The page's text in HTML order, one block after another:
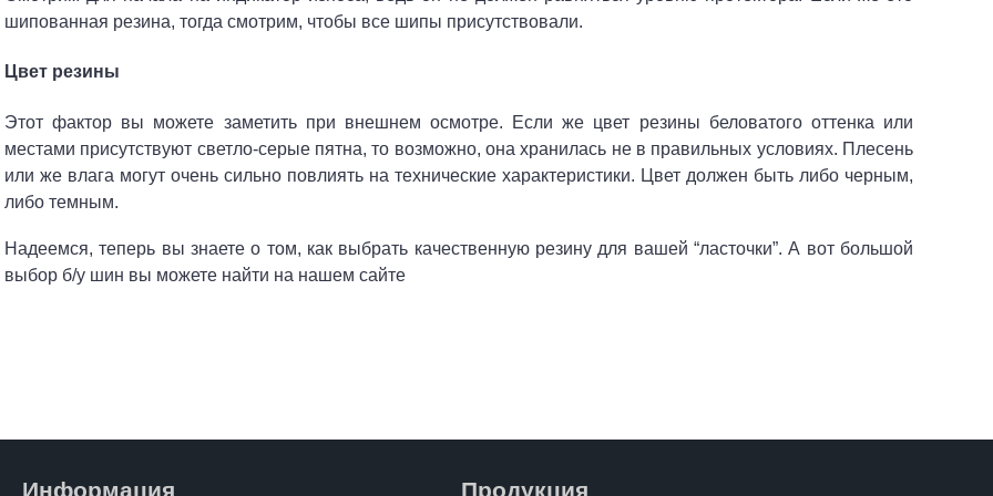
шипованная резина, тогда смотрим, чтобы все шипы присутствовали.
Цвет резины
Этот фактор вы можете заметить при внешнем осмотре. Если же цвет резины беловатого оттенка или
местами присутствуют светло-серые пятна, то возможно, она хранилась не в правильных условиях. Плесень
или же влага могут очень сильно повлиять на технические характеристики. Цвет должен быть либо черным,
либо темным.
Надеемся, теперь вы знаете о том, как выбрать качественную резину для вашей “ласточки”. А вот большой
выбор б/у шин вы можете найти на нашем сайте
Информация Продукция